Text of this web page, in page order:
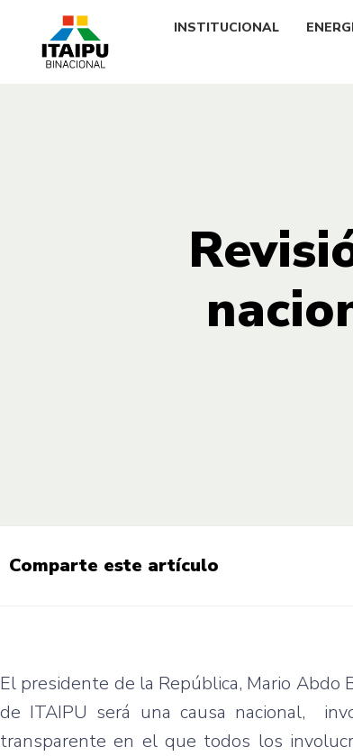
INSTITUCIONAL
Comparte este artículo
El presidente de la República, Mario Abdo
de ITAIPU será una causa nacional,
transparente en el que todos los